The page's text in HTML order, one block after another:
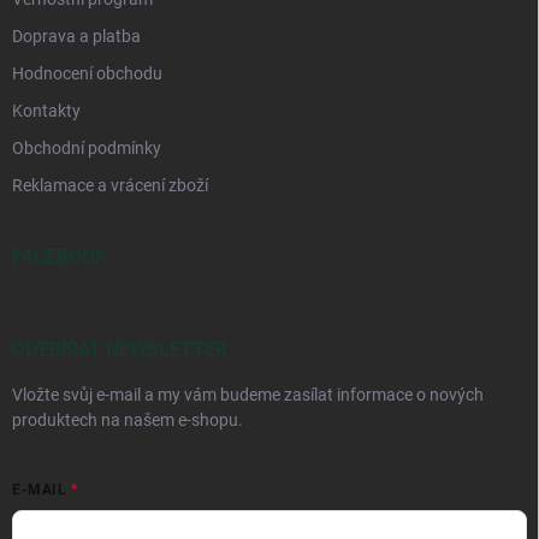
Doprava a platba
Hodnocení obchodu
Kontakty
Obchodní podmínky
Reklamace a vrácení zboží
FACEBOOK
ODEBÍRAT NEWSLETTER
Vložte svůj e-mail a my vám budeme zasílat informace o nových
produktech na našem e-shopu.
E-MAIL